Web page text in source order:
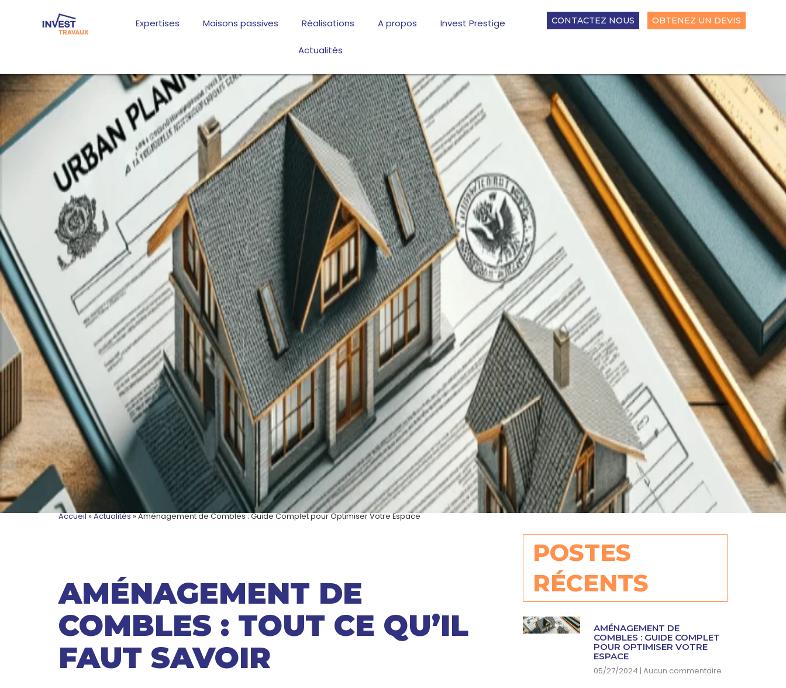
Expertises Maisons passives Réalisations A propos Invest Prestige
Actualités
CONTACTEZ NOUS OBTENEZ UN DEVIS
Accueil»Actualités»Aménagement de Combles : Guide Complet pour Optimiser Votre Espace
AMÉNAGEMENT DE
COMBLES : TOUT CE QU’IL
FAUT SAVOIR
POSTES
RÉCENTS
AMÉNAGEMENT DE
COMBLES : GUIDE COMPLET
POUR OPTIMISER VOTRE
ESPACE
05/27/2024 Aucun commentaire